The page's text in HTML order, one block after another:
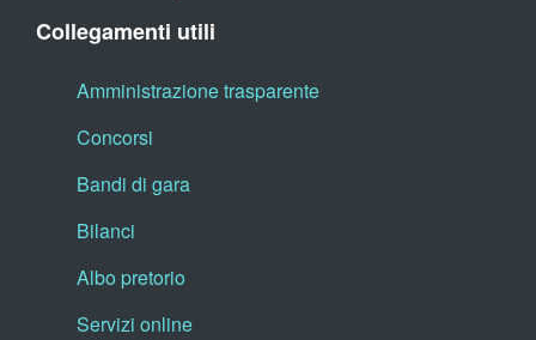
Collegamenti utili
Amministrazione trasparente
Concorsi
Bandi di gara
Bilanci
Albo pretorio
Servizi online